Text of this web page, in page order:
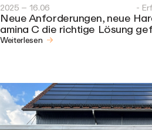
2025 – 16.06 -
Neue Anforderungen, neue
amina C die richtige Lösung
Weiterlesen